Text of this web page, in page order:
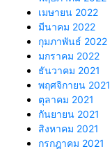
เมษายน 2022
มีนาคม 2022
กุมภาพันธ์ 2022
มกราคม 2022
ธันวาคม 2021
พฤศจิกายน 2021
ตุลาคม 2021
กันยายน 2021
สิงหาคม 2021
กรกฎาคม 2021